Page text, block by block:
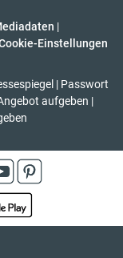
|
Einstellungen
| Passwort
aufgeben |